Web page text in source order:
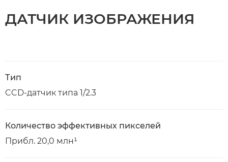
ДАТЧИК ИЗОБРАЖЕНИЯ
Тип
CCD-датчик типа 1/2.3
Количество эффективных пикселей
Прибл. 20,0 млн¹